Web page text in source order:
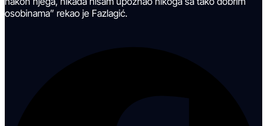
osobinama” rekao je Fazlagić.